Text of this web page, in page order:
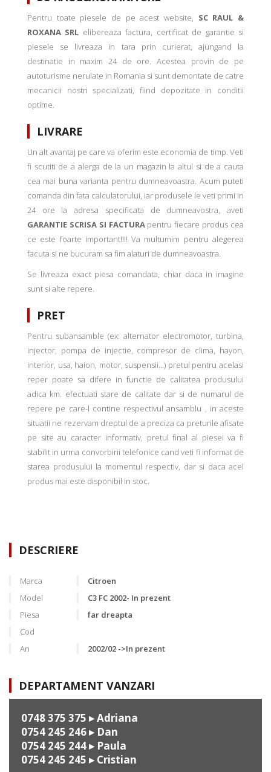
Pentru toate piesele de pe acest website, SC RAUL &
ROXANA SRL elibereaza factura, certificat de garantie si
piesele se livreaza in tara prin curierat, ajungand la
destinatie in maxim 24 de ore. Acestea provin de pe
autoturisme nerulate in Romania si sunt demontate de catre
mecanicii nostri specializati, fiind depozitate in conditii
optime.
LIVRARE
Un alt avantaj pe care va oferim este economia de timp. Veti
fi scutiti de a alerga de la un magazin la altul si de a cauta
cea mai buna varianta pentru dumneavoastra. Acum puteti
comanda din fata calculatorului, iar produsele le veti primi in
24 ore la adresa specificata de dumneavostra, aveti
GARANTIE SCRISA SI FACTURApentru fiecare produs cea
ce este foarte important!!!! Va multumim pentru alegerea
facuta si ne bucuram sa fim alaturi de dumneavoastra.
Se livreaza exact piesa comandata, chiar daca in imagine
sunt si alte repere.
PRET
Pentru subansamble (ex: alternator electromotor, turbina,
injector, pompa de injectie, compresor de clima, hayon,
interior, usa, haion, motor, suspensii...) pretul pentru acelasi
reper poate sa difere in functie de calitatea produsului
adica km. efectuati stare de calitate dar si de numarul de
repere pe care-l contine respectivul ansamblu , in aceste
situatii ne rezervam dreptul de a preciza ca preturile afisate
pe site au caracter informativ, pretul final al piesei va fi
stabilit in urma convorbirii telefonice cand veti fi informat de
starea produsului la momentul respectiv, dar si daca acel
produs mai este disponibil in stoc.
DESCRIERE
Marca
Citroen
Model
C3 FC 2002- In prezent
Piesa
far dreapta
Cod
An
2002/02 ->In prezent
DEPARTAMENT VANZARI
0748 375 375 ▸ Adriana
0754 245 246▸ Dan
0754 245 244▸ Paula
0754 245 245 ▸ Cristian